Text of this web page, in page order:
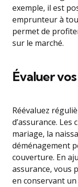
exemple, il est
emprunteur à
permet de
sur le marché.
Évaluer
Réévaluez
d’assurance.
mariage, la
déménagement
couverture. En
assurance, vous
en conservant